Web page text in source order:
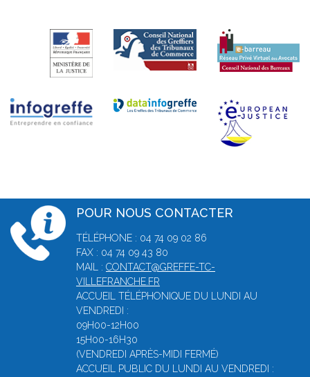
POUR NOUS CONTACTER
TÉLÉPHONE : 04 74 09 02 86
FAX : 04 74 09 43 80
MAIL : CONTACT@GREFFE-TC-
VILLEFRANCHE.FR
ACCUEIL TÉLÉPHONIQUE DU LUNDI AU
VENDREDI :
09H00-12H00
15H00-16H30
(VENDREDI APRÈS-MIDI FERMÉ)
ACCUEIL PUBLIC DU LUNDI AU VENDREDI :